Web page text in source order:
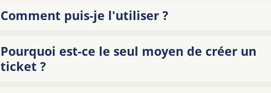
Comment puis-je l'utiliser ?
Pourquoi est-ce le seul moyen de créer un
ticket ?